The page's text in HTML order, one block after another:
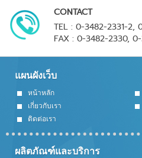
CONTACT
TEL : 0-3482-2331-2,
FAX : 0-3482-2330,
แผนผังเว็บ
หน้าหลัก
เกี่ยวกับเรา
ติดต่อเรา
ผลิตภัณฑ์และบริการ